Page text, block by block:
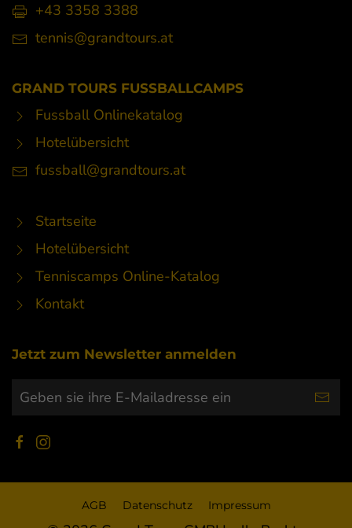
+43 3358 3388
tennis@grandtours.at
GRAND TOURS FUSSBALLCAMPS
Fussball Onlinekatalog
Hotelübersicht
fussball@grandtours.at
Startseite
Hotelübersicht
Tenniscamps Online-Katalog
Kontakt
Jetzt zum Newsletter anmelden
AGB Datenschutz Impressum